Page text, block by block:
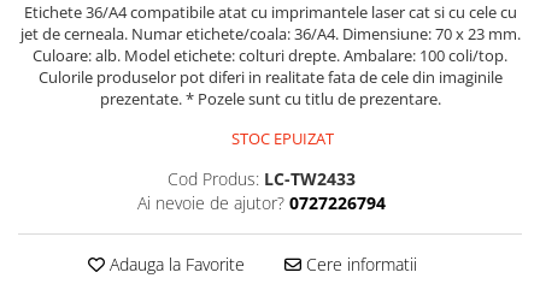
Caiete pentru birou
Caiete A5
Caiete A4
Caiete si produse din hartie
Caiete incepatori Tip I, II, III
Etichete 36/A4 compatibile atat cu imprimantele laser cat si cu cele cu
jet de cerneala. Numar etichete/coala: 36/A4. Dimensiune: 70 x 23 mm.
Culoare: alb. Model etichete: colturi drepte. Ambalare: 100 coli/top.
Culorile produselor pot diferi in realitate fata de cele din imaginile
prezentate. * Pozele sunt cu titlu de prezentare.
STOC EPUIZAT
Cod Produs: LC-TW2433
Ai nevoie de ajutor? 0727226794
Adauga la Favorite Cere informatii